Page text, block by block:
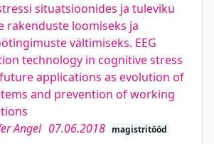
situatsioonides ja tuleviku
rakenduste loomiseks ja
vältimiseks. EEG
technology in cognitive stress
applications as evolution of
and prevention of working
Angel 07.06.2018 magistritööd